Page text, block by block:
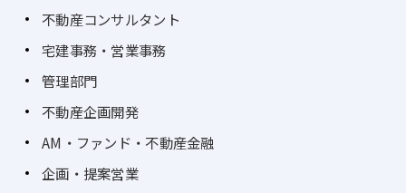
不動産コンサルタント
宅建事務・営業事務
管理部門
不動産企画開発
AM・ファンド・不動産金融
企画・提案営業